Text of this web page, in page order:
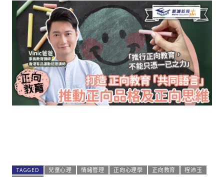
TAGGED 兒童心理 情緒管理 正向心理學 正向教育
程沛玉